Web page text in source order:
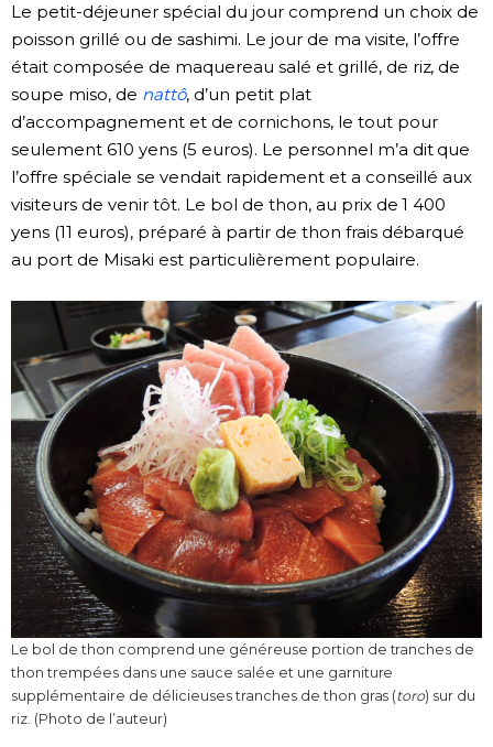
Le petit-déjeuner spécial du jour comprend un choix de
poisson grillé ou de sashimi. Le jour de ma visite, l’offre
était composée de maquereau salé et grillé, de riz, de
soupe miso, de nattô, d’un petit plat
d’accompagnement et de cornichons, le tout pour
seulement 610 yens (5 euros). Le personnel m’a dit que
l’offre spéciale se vendait rapidement et a conseillé aux
visiteurs de venir tôt. Le bol de thon, au prix de 1 400
yens (11 euros), préparé à partir de thon frais débarqué
au port de Misaki est particulièrement populaire.
Le bol de thon comprend une généreuse portion de tranches de
thon trempées dans une sauce salée et une garniture
supplémentaire de délicieuses tranches de thon gras (toro) sur du
riz. (Photo de l’auteur)